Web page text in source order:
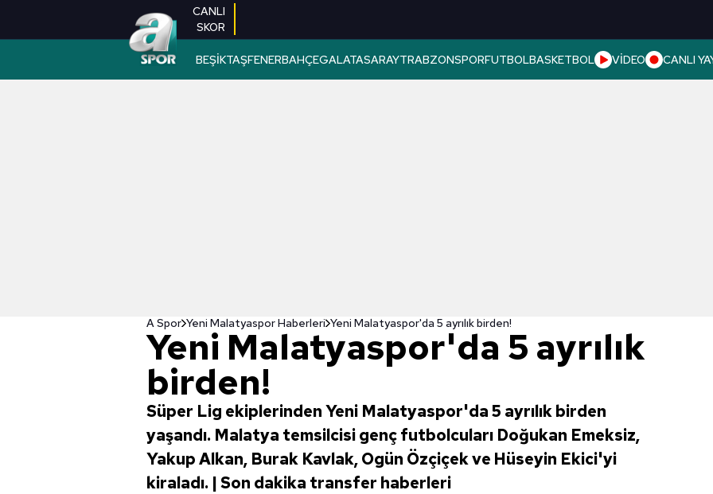
CANLI
SKOR
BEŞİKTAŞFENERBAHÇEGALATASARAYTRABZONSPORFUTBOLBASKETBOL VİDEO CANLI
A Spor Yeni Malatyaspor Haberleri Yeni Malatyaspor'da 5 ayrılık birden!
Yeni Malatyaspor'da 5 ayrılık
birden!
Süper Lig ekiplerinden Yeni Malatyaspor'da 5 ayrılık birden
yaşandı. Malatya temsilcisi genç futbolcuları Doğukan Emeksiz,
Yakup Alkan, Burak Kavlak, Ogün Özçiçek ve Hüseyin Ekici'yi
kiraladı. | Son dakika transfer haberleri